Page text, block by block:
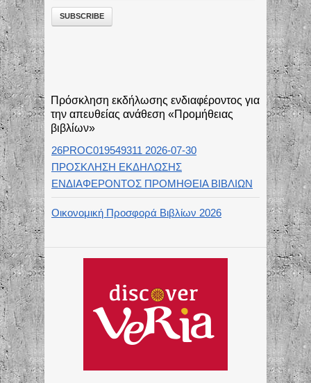
Πρόσκληση εκδήλωσης ενδιαφέροντος για
την απευθείας ανάθεση «Προμήθειας
βιβλίων»
26PROC019549311 2026-07-30
ΠΡΟΣΚΛΗΣΗ ΕΚΔΗΛΩΣΗΣ
ΕΝΔΙΑΦΕΡΟΝΤΟΣ ΠΡΟΜΗΘΕΙΑ ΒΙΒΛΙΩΝ
Οικονομική Προσφορά Βιβλίων 2026